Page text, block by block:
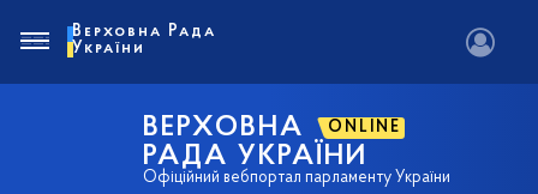
ВЕРХОВНА ONLINE
РАДА УКРАЇНИ
Офіційний вебпортал парламенту України
Верховна Рада
України